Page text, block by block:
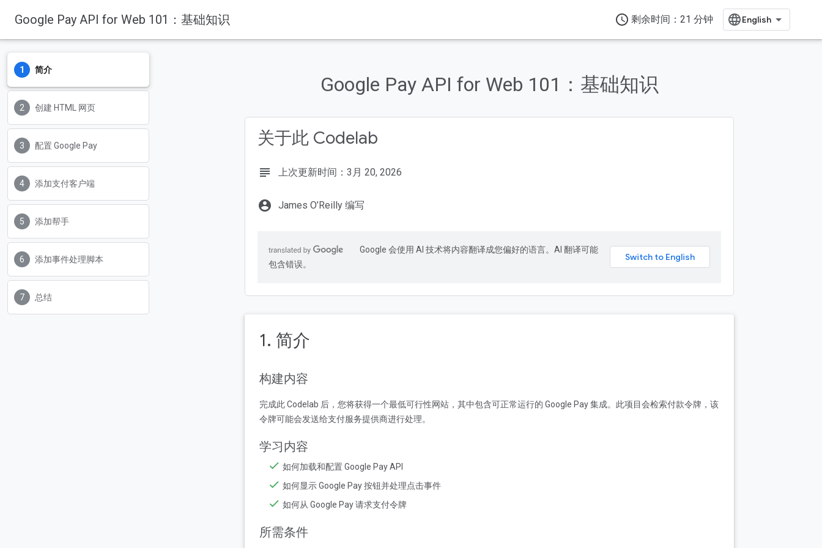
Google Pay API for Web 101：基础知识 access_time 剩余时间：21 分钟
简介
创建 HTML 网页
配置 Google Pay
添加支付客户端
添加帮手
添加事件处理脚本
总结
Google Pay API for Web 101：基础知识
关于此 Codelab
subject 上次更新时间：3月 20, 2026
account_circle James O’Reilly 编写
Google 会使用 AI 技术将内容翻译成您偏好的语言。AI 翻译可能
包含错误。
1. 简介
构建内容
完成此 Codelab 后，您将获得一个最低可行性网站，其中包含可正常运行的 Google Pay 集成。此项目会检索付款令牌，该
令牌可能会发送给支付服务提供商进行处理。
学习内容
如何加载和配置 Google Pay API
如何显示 Google Pay 按钮并处理点击事件
如何从 Google Pay 请求支付令牌
所需条件